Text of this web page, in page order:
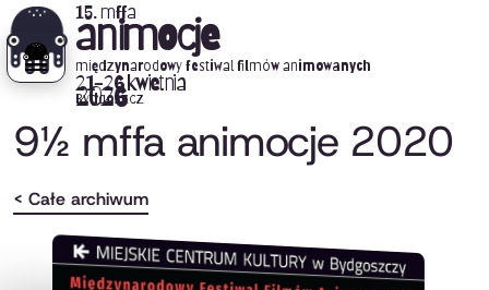
15. mffa
animocje
2026
międzynarodowy festiwal filmów animowanych
21-26 kwietnia
Bydgoszcz
9½ mffa animocje 2020
< Całe archiwum